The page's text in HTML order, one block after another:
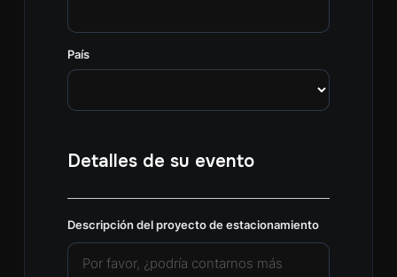
País
Detalles de su evento
Descripción del proyecto de estacionamiento